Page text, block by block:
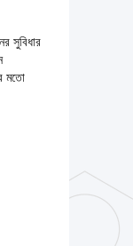
সুবিধার
মতো